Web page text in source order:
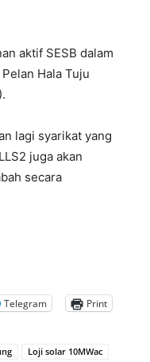
aktif SESB dalam
Hala Tuju
lagi syarikat yang
juga akan
secara
Telegram Print
Loji solar 10MWac